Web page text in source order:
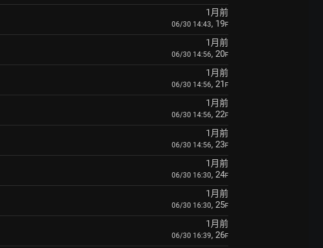
1月前
06/30 14:43, 19F
1月前
06/30 14:56, 20F
1月前
06/30 14:56, 21 F
1月前
06/30 14:56, 22F
1月前
06/30 14:56, 23F
1月前
06/30 16:30, 24F
1月前
06/30 16:30, 25F
1月前
06/30 16:39, 26F